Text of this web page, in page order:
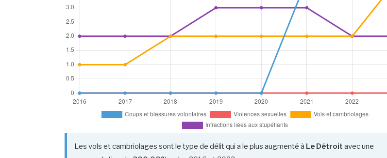
Les vols et cambriolages sont le type de délit qui a le plus augmenté à Le Détroit avec une